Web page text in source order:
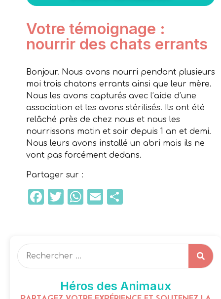
Votre témoignage :
nourrir des chats errants
Bonjour. Nous avons nourri pendant plusieurs
moi trois chatons errants ainsi que leur mère.
Nous les avons capturés avec l’aide d’une
association et les avons stérilisés. Ils ont été
relâché près de chez nous et nous les
nourrissons matin et soir depuis 1 an et demi.
Nous leurs avons installé un abri mais ils ne
vont pas forcément dedans.
Partager sur :
Facebook
Twitter
WhatsApp
Email
Héros des Animaux